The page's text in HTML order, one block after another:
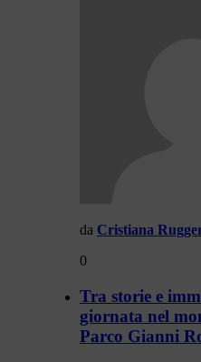
da Cristiana
0
Tra storie e
giornata nel
Parco Gianni